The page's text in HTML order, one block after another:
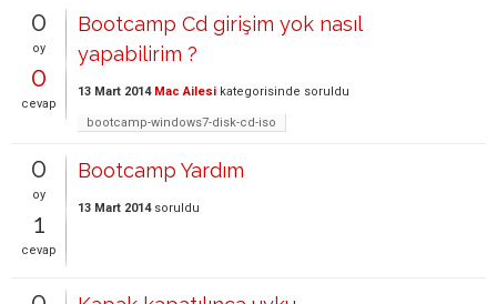
0
oy
0
cevap
Bootcamp Cd girişim yok nasıl
yapabilirim ?
13 Mart 2014 Mac Ailesi kategorisinde soruldu
bootcamp-windows7-disk-cd-iso
0
oy
1
cevap
Bootcamp Yardım
13 Mart 2014 soruldu